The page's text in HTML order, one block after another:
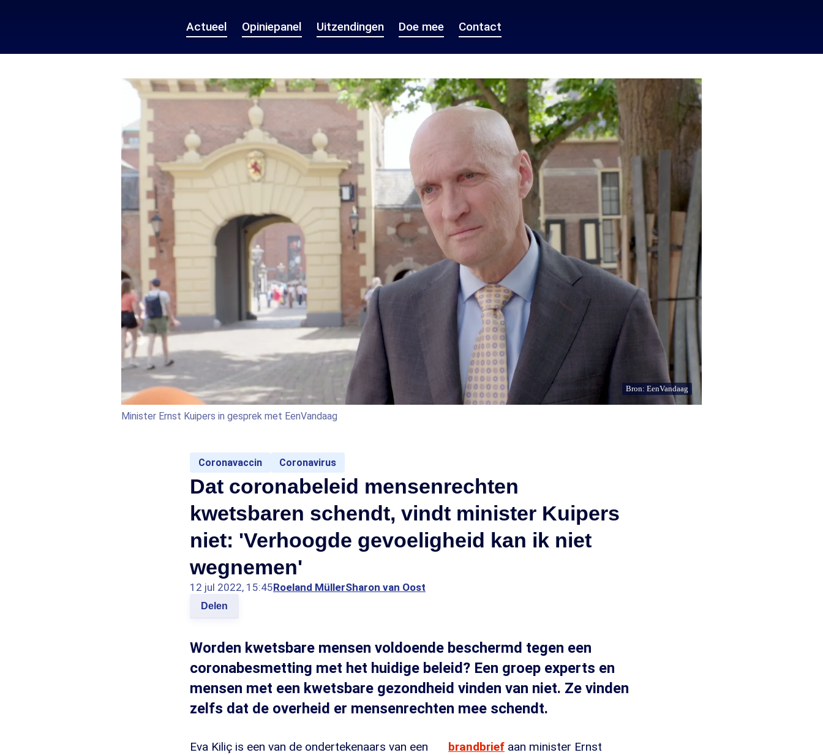
Actueel Opiniepanel Uitzendingen Doe mee Contact
Bron: EenVandaag
Minister Ernst Kuipers in gesprek met EenVandaag
Coronavaccin Coronavirus
Dat coronabeleid mensenrechten
kwetsbaren schendt, vindt minister Kuipers
niet: 'Verhoogde gevoeligheid kan ik niet
wegnemen'
12 jul 2022, 15:45Roeland MüllerSharon van Oost
Delen
Worden kwetsbare mensen voldoende beschermd tegen een
coronabesmetting met het huidige beleid? Een groep experts en
mensen met een kwetsbare gezondheid vinden van niet. Ze vinden
zelfs dat de overheid er mensenrechten mee schendt.
Eva Kiliç is een van de ondertekenaars van een brandbrief aan minister Ernst